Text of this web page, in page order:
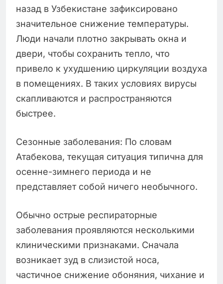
назад в Узбекистане зафиксировано
значительное снижение температуры.
Люди начали плотно закрывать окна и
двери, чтобы сохранить тепло, что
привело к ухудшению циркуляции воздуха
в помещениях. В таких условиях вирусы
скапливаются и распространяются
быстрее.
Сезонные заболевания: По словам
Атабекова, текущая ситуация типична для
осенне-зимнего периода и не
представляет собой ничего необычного.
Обычно острые респираторные
заболевания проявляются несколькими
клиническими признаками. Сначала
возникает зуд в слизистой носа,
частичное снижение обоняния, чихание и